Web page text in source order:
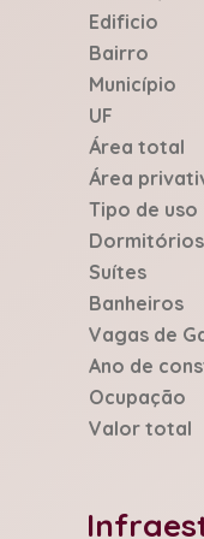
Edificio
Bairro
Município
UF
Área total
Área
Tipo de uso
Dormitórios
Suítes
Banheiros
Vagas de
Ano de
Ocupação
Valor total